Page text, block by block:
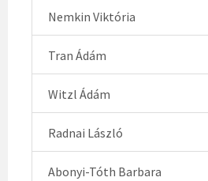
Nemkin Viktória
Tran Ádám
Witzl Ádám
Radnai László
Abonyi-Tóth Barbara